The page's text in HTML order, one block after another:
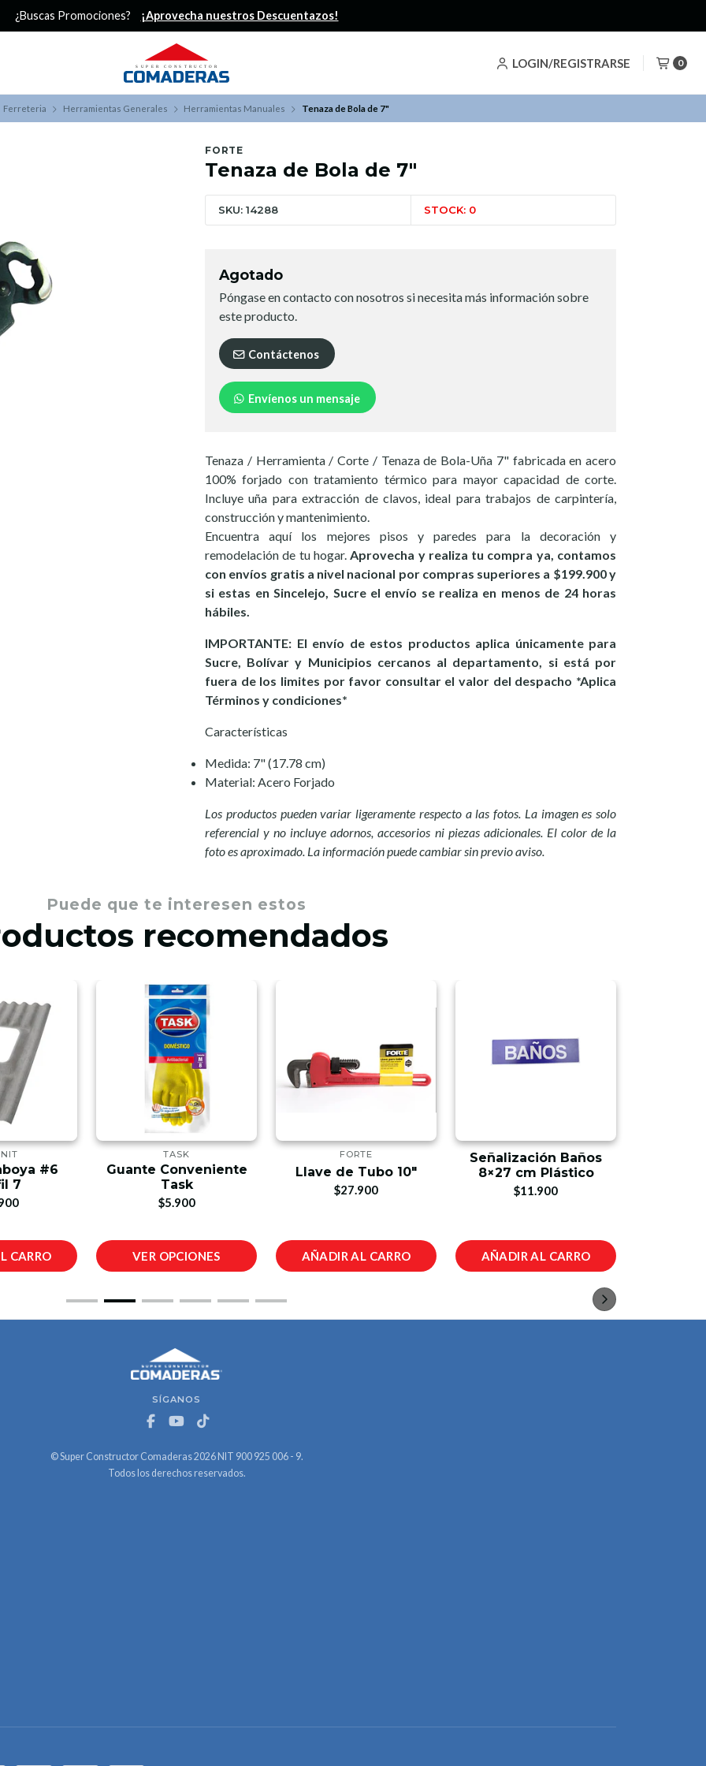
LOGIN/REGISTRARSE 0
¿Buscas Promociones? ¡Aprovecha nuestros Descuentazos!
Ferreteria Herramientas Generales Herramientas Manuales Tenaza de Bola de 7"
FORTE
Tenaza de Bola de 7"
SKU: 14288 STOCK: 0
Agotado
Póngase en contacto con nosotros si necesita más información sobre
este producto.
Contáctenos
Envíenos un mensaje
Tenaza / Herramienta / Corte / Tenaza de Bola-Uña 7" fabricada en acero
100% forjado con tratamiento térmico para mayor capacidad de corte.
Incluye uña para extracción de clavos, ideal para trabajos de carpintería,
construcción y mantenimiento.
Encuentra aquí los mejores pisos y paredes para la decoración y
remodelación de tu hogar. Aprovecha y realiza tu compra ya, contamos
con envíos gratis a nivel nacional por compras superiores a $199.900 y
si estas en Sincelejo, Sucre el envío se realiza en menos de 24 horas
hábiles.
IMPORTANTE: El envío de estos productos aplica únicamente para
Sucre, Bolívar y Municipios cercanos al departamento, si está por
fuera de los limites por favor consultar el valor del despacho *Aplica
Términos y condiciones*
Características
Medida: 7" (17.78 cm)
Material: Acero Forjado
Los productos pueden variar ligeramente respecto a las fotos. La imagen es solo
referencial y no incluye adornos, accesorios ni piezas adicionales. El color de la
foto es aproximado. La información puede cambiar sin previo aviso.
Puede que te interesen estos
recomendados
#6
7
CARRO
TASK
Guante Conveniente
Task
$5.900
VER OPCIONES
FORTE
Llave de Tubo 10"
$27.900
AÑADIR AL CARRO
Señalización Baños
8×27 cm Plástico
$11.900
AÑADIR AL CARRO
SÍGANOS
© Super Constructor Comaderas 2026 NIT 900 925 006 - 9.
Todos los derechos reservados.